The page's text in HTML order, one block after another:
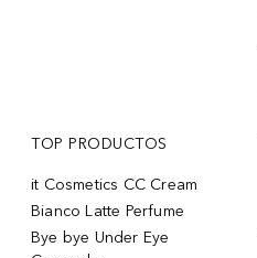
TOP PRODUCTOS
it Cosmetics CC Cream
Bianco Latte Perfume
Bye bye Under Eye